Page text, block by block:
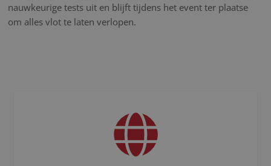
nauwkeurige tests uit en blijft tijdens het event ter plaatse
om alles vlot te laten verlopen.